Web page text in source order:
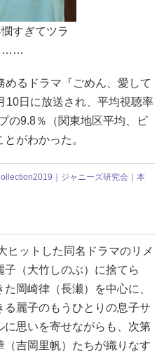
すぎてツラ
……
めるドラマ『ごめん、愛して
10日に放送され、平均視聴率
の9.8％（関東地区平均、ビ
がわかった。
｜ジャニーズ研究会｜本
ットした同名ドラマのリメ
（大竹しのぶ）に捨てら
岡崎律（長瀬）を中心に、
麗子のもうひとりの息子サ
に思いを寄せながらも、次第
吉岡里帆）たちが織りなす